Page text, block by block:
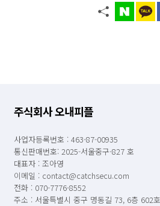
주식회사 오내피플
사업자등록번호 : 463-87-00935
통신판매번호: 2025-서울중구-827 호
대표자 : 조아영
이메일 : contact@catchsecu.com
전화 : 070-7776-8552
주소 : 서울특별시 중구 명동길 73, 6층 602